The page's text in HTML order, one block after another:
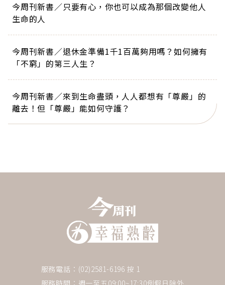
今周刊新書／只要有心，你也可以成為那個改變他人
生命的人
今周刊新書／退休金準備1千1百萬夠用嗎？如何擁有
「不窮」的第三人生？
今周刊新書／來到生命盡頭，人人都想有「尊嚴」的
離去！但「尊嚴」能如何守護？
服務電話：(02)2581-6196 按 1